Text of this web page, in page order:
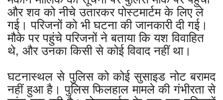
और शव को नीचे उतारकर पोस्टमार्टम के लिए ले
गई। परिजनों को भी घटना की जानकारी दी गई।
मौके पर पहुंचे परिजनों ने बताया कि यश विवाहित
थे, और उनका किसी से कोई विवाद नहीं था।
घटनास्थल से पुलिस को कोई सुसाइड नोट बरामद
नहीं हुआ है। पुलिस फिलहाल मामले की गंभीरता से